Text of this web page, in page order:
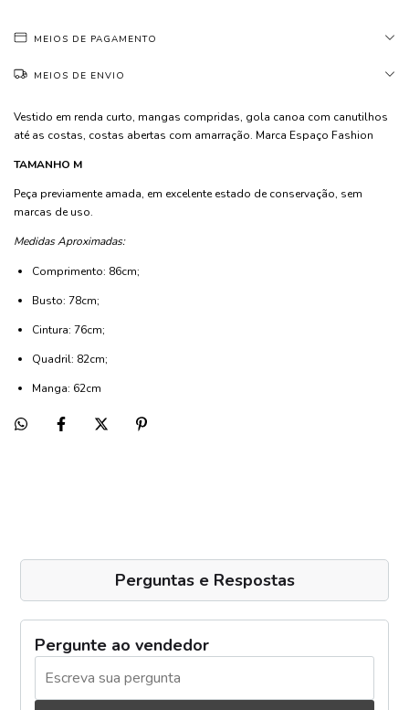
MEIOS DE PAGAMENTO
MEIOS DE ENVIO
Vestido em renda curto, mangas compridas, gola canoa com canutilhos
até as costas, costas abertas com amarração. Marca Espaço Fashion
TAMANHO M
Peça previamente amada, em excelente estado de conservação, sem
marcas de uso.
Medidas Aproximadas:
Comprimento: 86cm;
Busto: 78cm;
Cintura: 76cm;
Quadril: 82cm;
Manga: 62cm
Perguntas e Respostas
Pergunte ao vendedor